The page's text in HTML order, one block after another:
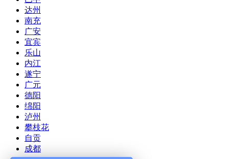
达州
南充
广安
宜宾
乐山
内江
遂宁
广元
德阳
绵阳
泸州
攀枝花
自贡
成都